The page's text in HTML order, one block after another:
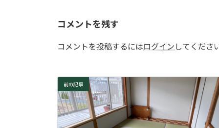
コメントを残す
コメントを投稿するにはログイン してくださ
前の記事